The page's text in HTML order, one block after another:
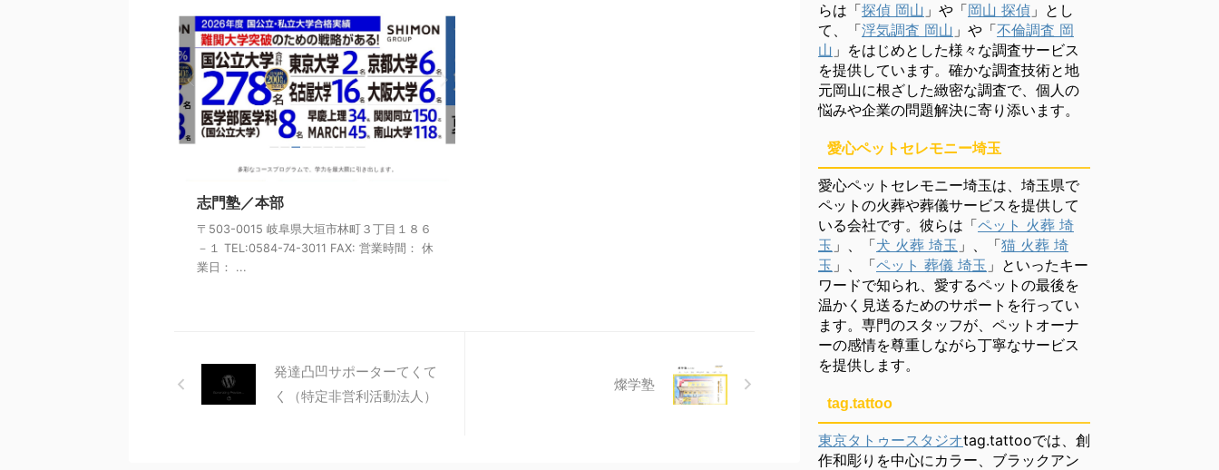
志門塾／本部
〒503-0015 岐阜県大垣市林町３丁目１８６
－１ TEL:0584-74-3011 FAX: 営業時間： 休
業日： ...
発達凸凹サポーターてくて
く（特定非営利活動法人）
燦学塾
らは「探偵 岡山 」や「岡山 探偵 」とし
て、「浮気調査 岡山 」や「不倫調査 岡
山 」をはじめとした様々な調査サービス
を提供しています。確かな調査技術と地
元岡山に根ざした緻密な調査で、個人の
悩みや企業の問題解決に寄り添います。
愛心ペットセレモニー埼玉
愛心ペットセレモニー埼玉は、埼玉県で
ペットの火葬や葬儀サービスを提供して
いる会社です。彼らは「ペット 火葬 埼
玉 」、「犬 火葬 埼玉 」、「猫 火葬 埼
玉 」、「ペット 葬儀 埼玉 」といったキー
ワードで知られ、愛するペットの最後を
温かく見送るためのサポートを行ってい
ます。専門のスタッフが、ペットオーナ
ーの感情を尊重しながら丁寧なサービス
を提供します。
tag.tattoo
東京タトゥースタジオtag.tattooでは、創
作和彫りを中心にカラー、ブラックアン